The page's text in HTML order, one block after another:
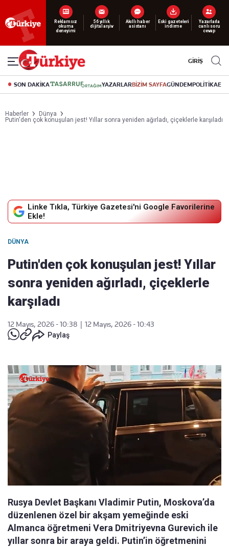
Yeni nesil dijital
abonelik 19 TL’den başlayan fiyatlarla.
GİRİŞ
SON DAKİKA YAZARLARBİZİM SAYFAGÜNDEMPOLİTİKA
Haberler
Dünya
Putin'den çok konuşulan jest! Yıllar sonra yeniden ağırladı, çiçeklerle karşıladı
Linke Tıkla, Türkiye Gazetesi'ni Google Favorilerine
Ekle!
DÜNYA
Putin'den çok konuşulan jest! Yıllar
sonra yeniden ağırladı, çiçeklerle
karşıladı
12 Mayıs, 2026 - 10:38
12 Mayıs, 2026 - 10:43
Paylaş
Rusya Devlet Başkanı Vladimir Putin, Moskova’da
düzenlenen özel bir akşam yemeğinde eski
Almanca öğretmeni Vera Dmitriyevna Gurevich ile
yıllar sonra bir araya geldi. Putin’in öğretmenini